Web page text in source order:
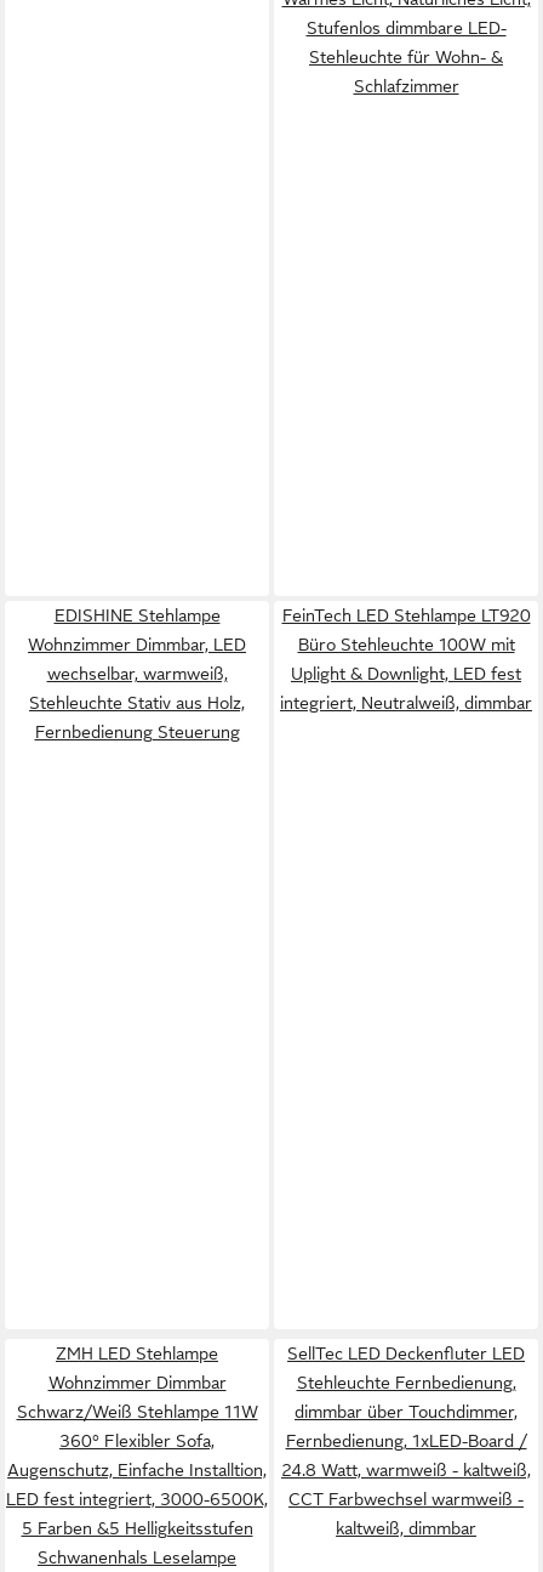
Stufenlos dimmbare LED-
Stehleuchte für Wohn- &
Schlafzimmer
EDISHINE Stehlampe
Wohnzimmer Dimmbar, LED
wechselbar, warmweiß,
Stehleuchte Stativ aus Holz,
Fernbedienung Steuerung
FeinTech LED Stehlampe LT920
Büro Stehleuchte 100W mit
Uplight & Downlight, LED fest
integriert, Neutralweiß, dimmbar
ZMH LED Stehlampe
Wohnzimmer Dimmbar
Schwarz/Weiß Stehlampe 11W
360° Flexibler Sofa,
Augenschutz, Einfache Installtion,
LED fest integriert, 3000-6500K,
5 Farben &5 Helligkeitsstufen
Schwanenhals Leselampe
SellTec LED Deckenfluter LED
Stehleuchte Fernbedienung,
dimmbar über Touchdimmer,
Fernbedienung, 1xLED-Board /
24.8 Watt, warmweiß - kaltweiß,
CCT Farbwechsel warmweiß -
kaltweiß, dimmbar